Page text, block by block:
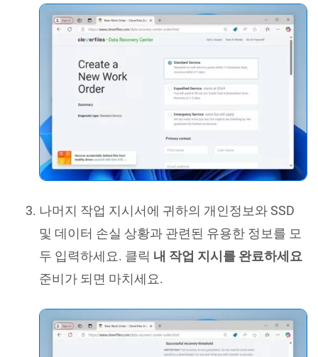
나머지 작업 지시서에 귀하의 개인정보와 SSD
및 데이터 손실 상황과 관련된 유용한 정보를 모
두 입력하세요. 클릭 내 작업 지시를 완료하세요
준비가 되면 마치세요.